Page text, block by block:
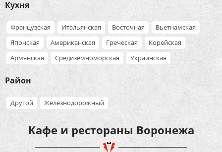
Кухня
Французская Итальянская Восточная
Вьетнамская
Японская
Американская Греческая
Корейская
Армянская
Средиземноморская Украинская
Район
Другой Железнодорожный
Кафе и рестораны Воронежа